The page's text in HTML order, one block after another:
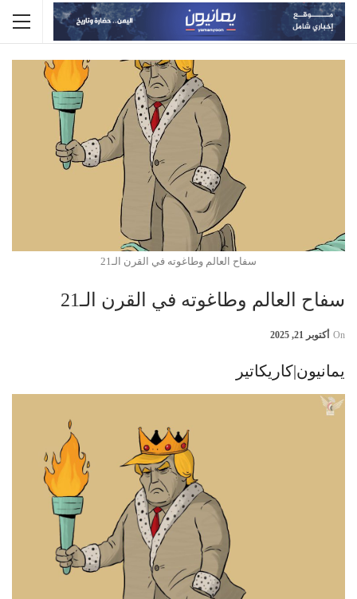
سفاح العالم وطاغوته في القرن الـ21
سفاح العالم وطاغوته في القرن الـ21
On أكتوبر 21, 2025
يمانيون|كاريكاتير